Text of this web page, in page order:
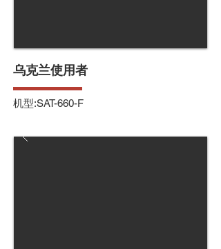
乌克兰使用者
机型:SAT-660-F